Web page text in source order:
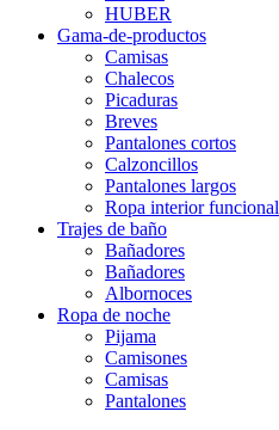
HUBER
Gama-de-productos
Camisas
Chalecos
Picaduras
Breves
Pantalones cortos
Calzoncillos
Pantalones largos
Ropa interior funcional
Trajes de baño
Bañadores
Bañadores
Albornoces
Ropa de noche
Pijama
Camisones
Camisas
Pantalones